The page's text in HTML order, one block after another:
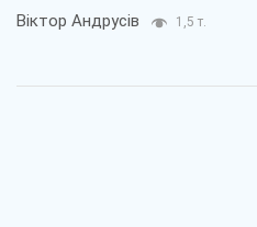
Віктор Андрусів 1,5 т.